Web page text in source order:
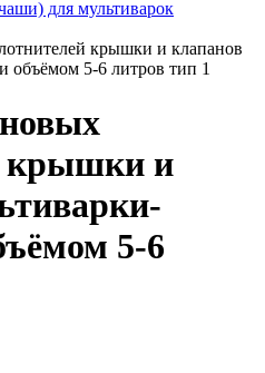
для мультиварок
крышки и клапанов
объёмом 5-6 литров тип 1
крышки и
5-6